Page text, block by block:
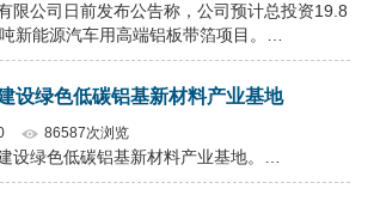
限公司日前发布公告称，公司预计总投资19.8
新能源汽车用高端铝板带箔项目。…
设绿色低碳铝基新材料产业基地
86587次浏览
设绿色低碳铝基新材料产业基地。…